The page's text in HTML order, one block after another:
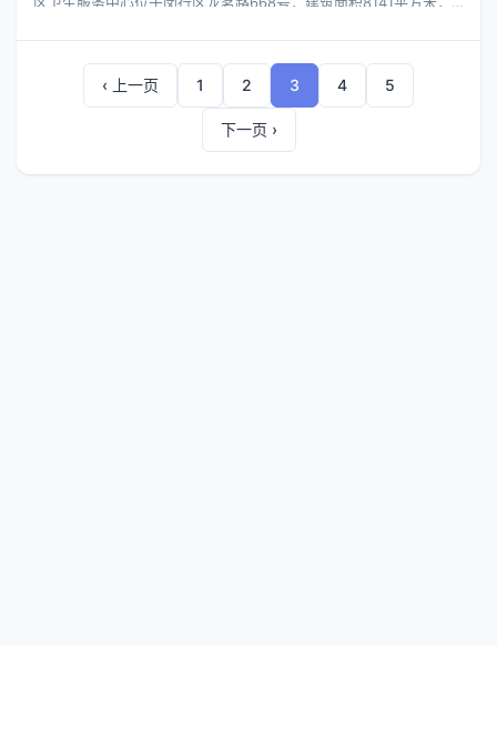
中心下设7个社区卫 ...
‹ 上一页 1 2 3 4 5
下一页 ›